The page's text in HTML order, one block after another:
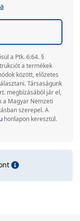
a Ptk. 6:64. §
a termékek
között, előzetes
Társaságunk
megbízásából jár el,
a Magyar Nemzeti
szerepel. A
honlapon keresztül.